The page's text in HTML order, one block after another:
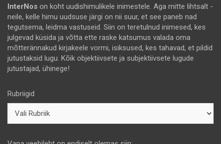
InterNos on koht uudishimulikele inimestele. Aga mitte lihtsalt -
neile, kelle himu uudsuse järgi on nii suur, et see paneb nad
tegutsema, leidma vastuseid. Siin on teretulnud inimesed, kes
julgevad küsida ja võtta ette raske katsumus valada oma
mõtterännakud kirjakeele vormi, isiksused, kes tahavad, et pildid
jutustaksid lugu. Kõik objektiivsete ja subjektiivsete lugude
jutustajad, ühinege!
Rubriigid